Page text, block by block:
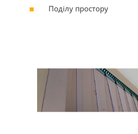
Поділу простору